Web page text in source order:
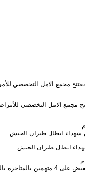
مجمع الامل التخصصي للأمراض